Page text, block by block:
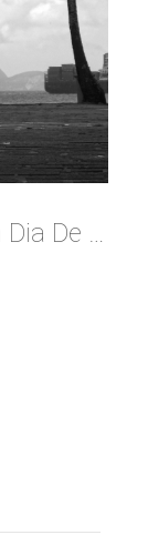
Figura Na Urca Em Dia De Chuva